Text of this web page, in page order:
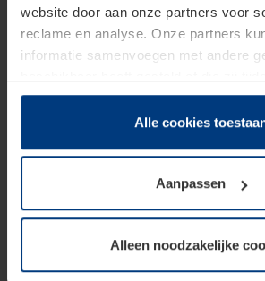
website door aan onze partners voor
reclame en analyse. Onze partners
informatie samenvoegen met andere
hun diensten hebben verzameld.
Juridisch hebben wij het recht om
van deze pagina's absoluut vereist is.
soorten cookies is uw toestemming
toestemming kunt u op elk moment bij
wijzigen of herroepen.
Alle cookies
Aanpassen
Alleen noodzakelijke